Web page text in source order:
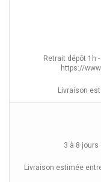
Retrait dépôt 1h
https://
Livraison
3 à 8
Livraison estimée